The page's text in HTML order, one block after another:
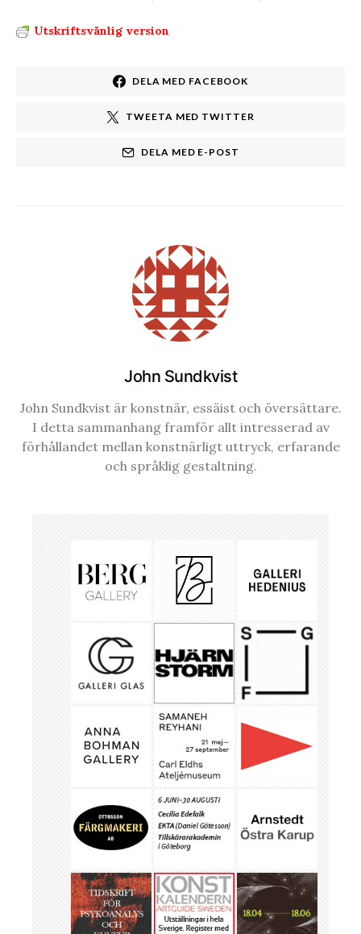
Utskriftsvänlig version
DELA MED FACEBOOK
TWEETA MED TWITTER
DELA MED E-POST
John Sundkvist
John Sundkvist är konstnär, essäist och översättare.
I detta sammanhang framför allt intresserad av
förhållandet mellan konstnärligt uttryck, erfarande
och språklig gestaltning.